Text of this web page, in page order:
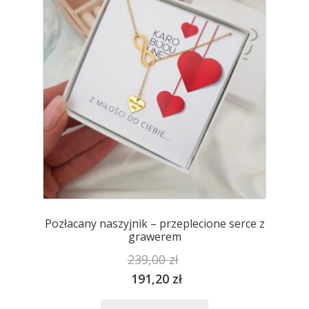
można
wybrać
na
stronie
produktu
Pozłacany naszyjnik – przeplecione serce z
grawerem
239,00zł
191,20 zł